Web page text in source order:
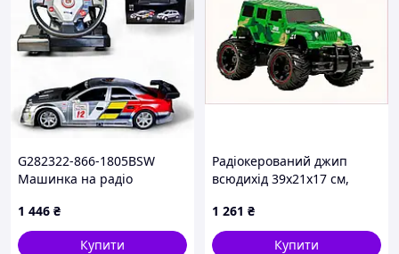
G282322-866-1805BSW
Машинка на радіо
з симуляцією керма
масштабу 1:18 2 кольори
1 446 ₴
Купити
Радіокерований джип
всюдихід 39х21х17 см,
1 261 ₴
Купити